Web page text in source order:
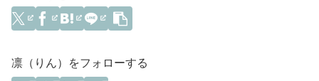
凛（りん）をフォローする